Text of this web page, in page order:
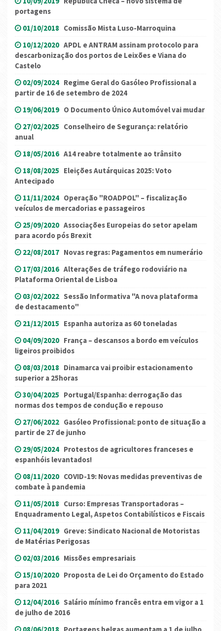
portagens
01/10/2018 Comissão Mista Luso-Marroquina
10/12/2020 APDL e ANTRAM assinam protocolo para
descarbonização dos portos de Leixões e Viana do
Castelo
02/09/2024 Regime Geral do Gasóleo Profissional a
partir de 16 de setembro de 2024
19/06/2019 O Documento Único Automóvel vai mudar
27/02/2025 Conselheiro de Segurança: relatório
anual
18/05/2016 A14 reabre totalmente ao trânsito
18/08/2025 Eleições Autárquicas 2025: Voto
Antecipado
11/11/2024 Operação "ROADPOL" – fiscalização
veículos de mercadorias e passageiros
25/09/2020 Associações Europeias do setor apelam
para acordo pós Brexit
22/08/2017 Novas regras: Pagamentos em numerário
17/03/2016 Alterações de tráfego rodoviário na
Plataforma Oriental de Lisboa
03/02/2022 Sessão Informativa "A nova plataforma
de destacamento"
21/12/2015 Espanha autoriza as 60 toneladas
04/09/2020 França – descansos a bordo em veículos
ligeiros proibidos
08/03/2018 Dinamarca vai proibir estacionamento
superior a 25horas
30/04/2025 Portugal/Espanha: derrogação das
normas dos tempos de condução e repouso
27/06/2022 Gasóleo Profissional: ponto de situação a
partir de 27 de junho
29/05/2024 Protestos de agricultores franceses e
espanhóis levantados!
08/11/2020 COVID-19: Novas medidas preventivas de
combate à pandemia
11/05/2018 Curso: Empresas Transportadoras –
Enquadramento Legal, Aspetos Contabilísticos e Fiscais
11/04/2019 Greve: Sindicato Nacional de Motoristas
de Matérias Perigosas
02/03/2016 Missões empresariais
15/10/2020 Proposta de Lei do Orçamento do Estado
para 2021
12/04/2016 Salário mínimo francês entra em vigor a 1
de julho de 2016